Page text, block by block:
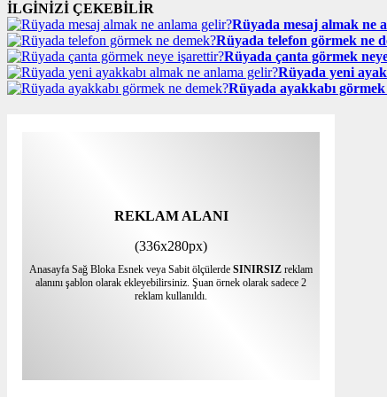
İLGİNİZİ ÇEKEBİLİR
Rüyada mesaj almak ne
Rüyada telefon görmek ne
Rüyada çanta görmek
Rüyada yeni
Rüyada ayakkabı görmek
REKLAM ALANI
(336x280px)
Anasayfa Sağ Bloka Esnek veya Sabit ölçülerde SINIRSIZ reklam
alanını şablon olarak ekleyebilirsiniz. Şuan örnek olarak sadece 2
reklam kullanıldı.